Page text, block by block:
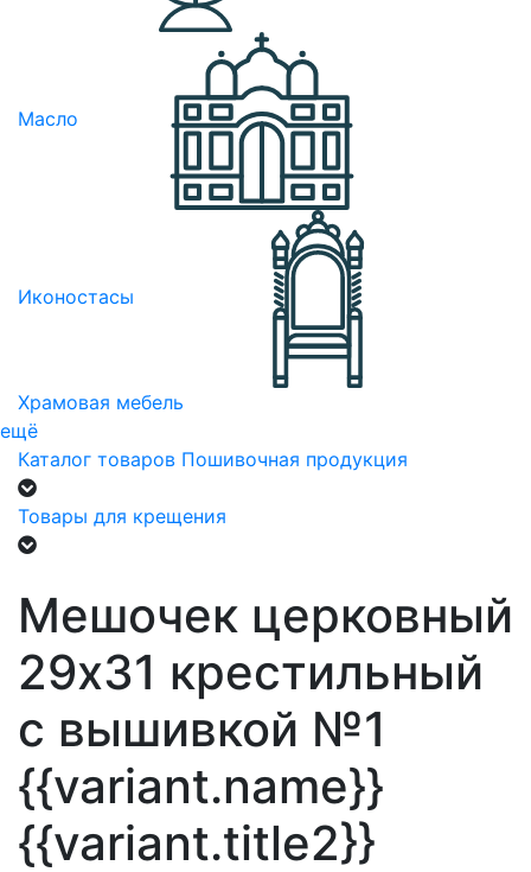
Масло
Иконостасы
Храмовая мебель
ещё
Каталог товаров Пошивочная продукция
Товары для крещения
Мешочек церковный
29х31 крестильный
с вышивкой №1
{{variant.name}}
{{variant.title2}}